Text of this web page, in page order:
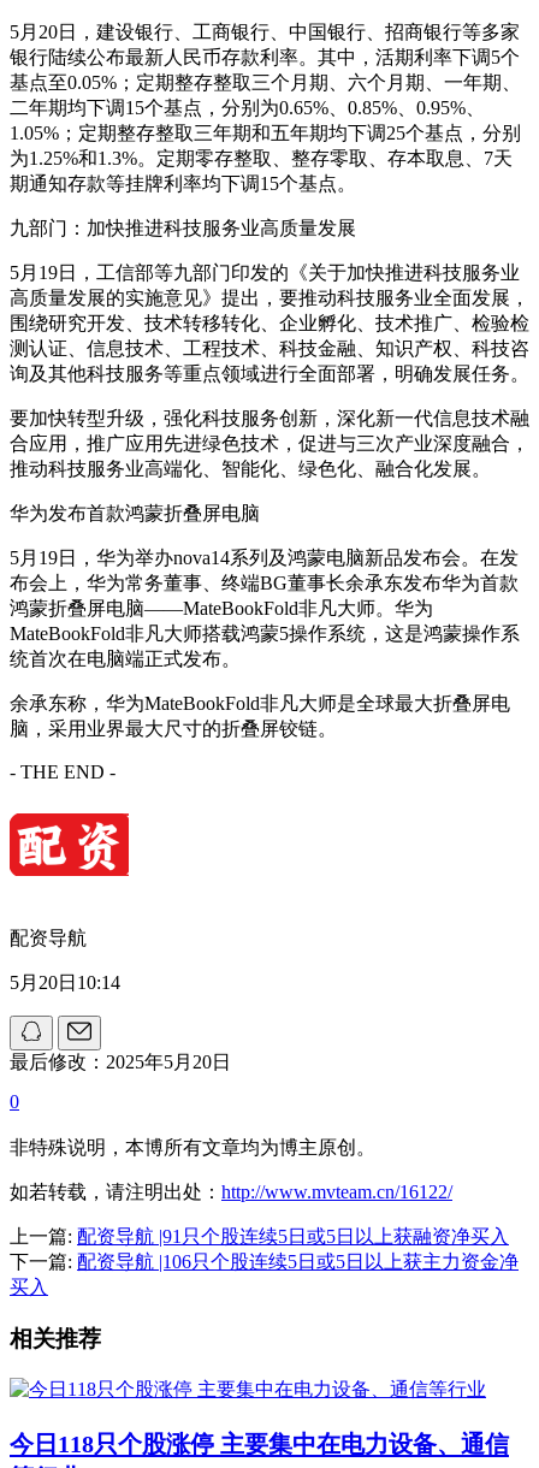
5月20日，建设银行、工商银行、中国银行、招商银行等多家
银行陆续公布最新人民币存款利率。其中，活期利率下调5个
基点至0.05%；定期整存整取三个月期、六个月期、一年期、
二年期均下调15个基点，分别为0.65%、0.85%、0.95%、
1.05%；定期整存整取三年期和五年期均下调25个基点，分别
为1.25%和1.3%。定期零存整取、整存零取、存本取息、7天
期通知存款等挂牌利率均下调15个基点。
九部门：加快推进科技服务业高质量发展
5月19日，工信部等九部门印发的《关于加快推进科技服务业
高质量发展的实施意见》提出，要推动科技服务业全面发展，
围绕研究开发、技术转移转化、企业孵化、技术推广、检验检
测认证、信息技术、工程技术、科技金融、知识产权、科技咨
询及其他科技服务等重点领域进行全面部署，明确发展任务。
要加快转型升级，强化科技服务创新，深化新一代信息技术融
合应用，推广应用先进绿色技术，促进与三次产业深度融合，
推动科技服务业高端化、智能化、绿色化、融合化发展。
华为发布首款鸿蒙折叠屏电脑
5月19日，华为举办nova14系列及鸿蒙电脑新品发布会。在发
布会上，华为常务董事、终端BG董事长余承东发布华为首款
鸿蒙折叠屏电脑——MateBookFold非凡大师。华为
MateBookFold非凡大师搭载鸿蒙5操作系统，这是鸿蒙操作系
统首次在电脑端正式发布。
余承东称，华为MateBookFold非凡大师是全球最大折叠屏电
脑，采用业界最大尺寸的折叠屏铰链。
- THE END -
配资导航
5月20日10:14
最后修改：2025年5月20日
0
非特殊说明，本博所有文章均为博主原创。
如若转载，请注明出处： http://www.mvteam.cn/16122/
上一篇: 配资导航 |91只个股连续5日或5日以上获融资净买入
下一篇: 配资导航 |106只个股连续5日或5日以上获主力资金净
买入
相关推荐
今日118只个股涨停 主要集中在电力设备、通信